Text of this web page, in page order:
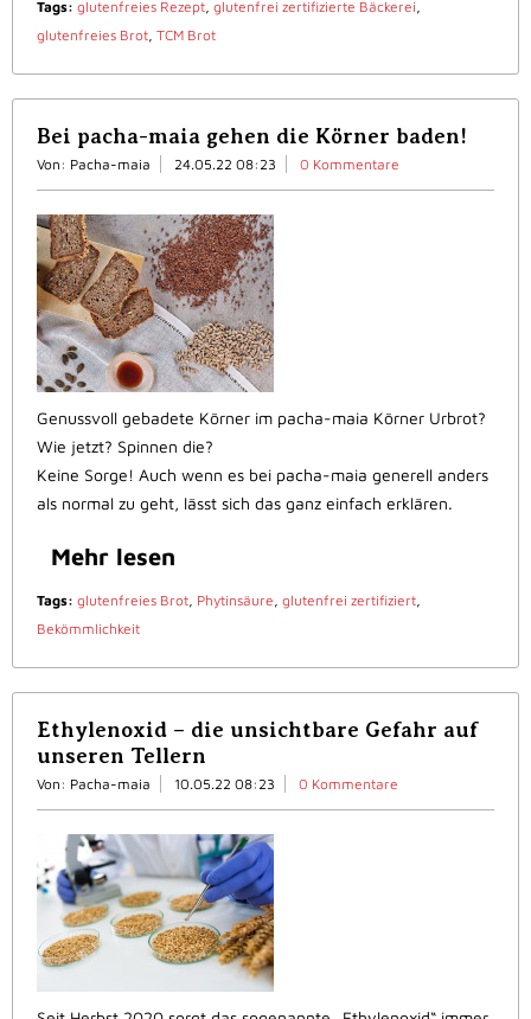
Tags: glutenfreies Rezept, glutenfrei zertifizierte Bäckerei,
glutenfreies Brot, TCM Brot
Bei pacha-maia gehen die Körner baden!
Von: Pacha-maia 24.05.22 08:23 0 Kommentare
Genussvoll gebadete Körner im pacha-maia Körner Urbrot?
Wie jetzt? Spinnen die?
Keine Sorge! Auch wenn es bei pacha-maia generell anders
als normal zu geht, lässt sich das ganz einfach erklären.
Mehr lesen
Tags: glutenfreies Brot, Phytinsäure, glutenfrei zertifiziert,
Bekömmlichkeit
Ethylenoxid – die unsichtbare Gefahr auf
unseren Tellern
Von: Pacha-maia 10.05.22 08:23 0 Kommentare